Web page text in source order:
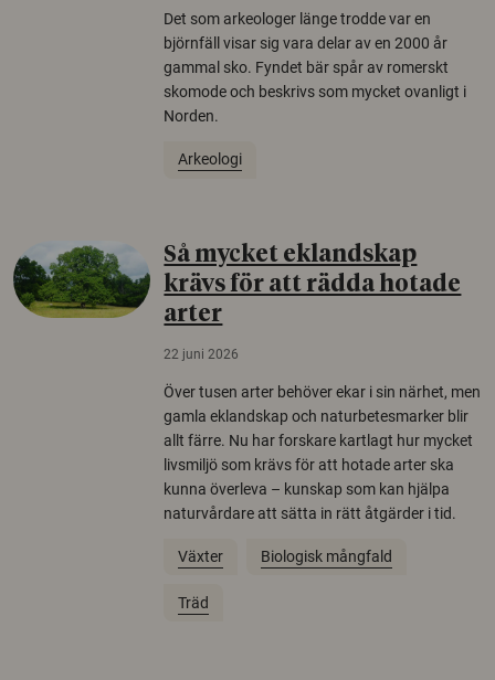
Det som arkeologer länge trodde var en
björnfäll visar sig vara delar av en 2000 år
gammal sko. Fyndet bär spår av romerskt
skomode och beskrivs som mycket ovanligt i
Norden.
Arkeologi
Så mycket eklandskap
krävs för att rädda hotade
arter
22 juni 2026
Över tusen arter behöver ekar i sin närhet, men
gamla eklandskap och naturbetesmarker blir
allt färre. Nu har forskare kartlagt hur mycket
livsmiljö som krävs för att hotade arter ska
kunna överleva – kunskap som kan hjälpa
naturvårdare att sätta in rätt åtgärder i tid.
Växter Biologisk mångfald
Träd